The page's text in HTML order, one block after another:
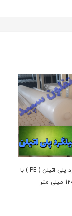
میلگرد پلی اتیلن ( PE ) با